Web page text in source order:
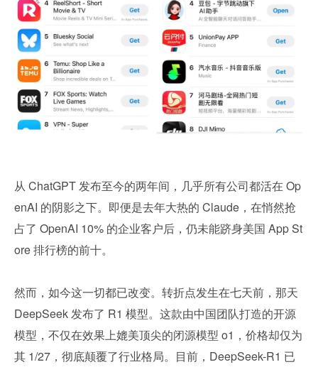
从 ChatGPT 发布至今的两年间，几乎所有公司都活在 Op
enAI 的阴影之下。即便是去年大热的 Claude，在悄然抢
占了 OpenAI 10% 的企业客户后，仍未能跻身美国 App St
ore 排行榜的前十。
然而，如今这一切都已改变。转折点发生在七天前，那天
DeepSeek 发布了 R1 模型。这款由中国团队打造的开源
模型，不仅在效果上媲美顶尖的闭源模型 o1，价格却仅为
其 1/27，彻底颠覆了行业格局。目前，DeepSeek-R1 已